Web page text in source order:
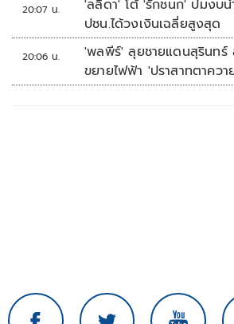
20:07 น.
'ลลิดา' โต้ 'รักชนก' ปมงบ
ปชน.ได้วงเงินเฉลี่ยสูงสุด
20:06 น.
'พลพีร์' ลุยชายแดนสุรินทร์
ขยายไฟฟ้า 'ปราสาทตาคว